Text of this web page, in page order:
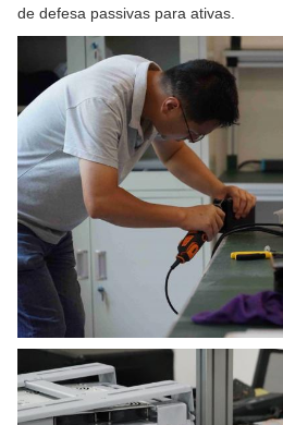
de defesa passivas para ativas.